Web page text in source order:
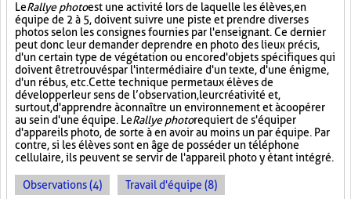
LeRallye photoest une activité lors de laquelle les élèves, en
équipe de 2 à 5, doivent suivre une piste et prendre diverses
photos selon les consignes fournies par l'enseignant. Ce dernier
peut donc leur demander de prendre en photo des lieux précis,
d'un certain type de végétation ou encore d'objets spécifiques qui
doivent être trouvés par l'intermédiaire d'un texte, d'une énigme,
d'un rébus, etc. Cette technique permet aux élèves de
développer leur sens de l’observation, leur créativité et,
surtout, d'apprendre à connaître un environnement et à coopérer
au sein d'une équipe. LeRallye photorequiert de s'équiper
d'appareils photo, de sorte à en avoir au moins un par équipe. Par
contre, si les élèves sont en âge de posséder un téléphone
cellulaire, ils peuvent se servir de l'appareil photo y étant intégré.
Observations (4) Travail d'équipe (8)